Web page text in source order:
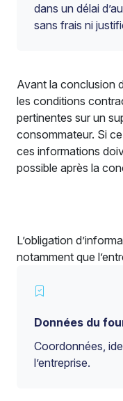
dans un délai
sans frais ni
Avant la conclusion
les conditions
pertinentes sur un
consommateur. Si
ces informations
possible après la
L’obligation
notamment que
Données du
Coordonnées,
l’entreprise.